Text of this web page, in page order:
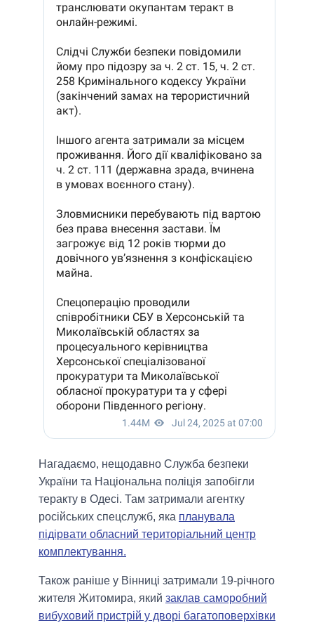
Нагадаємо, нещодавно Служба безпеки
України та Національна поліція запобігли
теракту в Одесі. Там затримали агентку
російських спецслужб, яка планувала
підірвати обласний територіальний центр
комплектування.
Також ранiше у Вінниці затримали 19-річного
жителя Житомира, який заклав саморобний
вибуховий пристрій у дворі багатоповерхівки